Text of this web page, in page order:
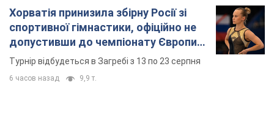
Хорватія принизила збірну Росії зі
спортивної гімнастики, офіційно не
допустивши до чемпіонату Європи
основних спортсменів
Турнір відбудеться в Загребі з 13 по 23 серпня
6 часов назад 9,9 т.